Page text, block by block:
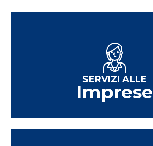
SERVIZI ALLE
Imprese